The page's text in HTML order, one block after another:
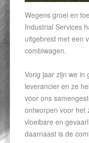
Wegens groei en
Industrial Services
uitgebreid met een
combiwagen.
Vorig jaar zijn we in
leverancier en ze
voor ons
ontworpen voor het
vloeibare en
daarnaast is de